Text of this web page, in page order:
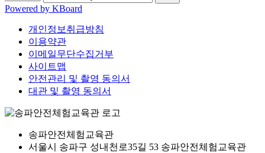
Powered by KBoard
개인정보취급방침
이용약관
이메일무단수집거부
사이트맵
안전관리 및 촬영 동의서
대관 및 촬영 동의서
송파안전체험교육관
서울시 송파구 성내천로35길 53 송파안전체험교육관